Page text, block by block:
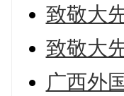
致敬大
致敬大
广西外